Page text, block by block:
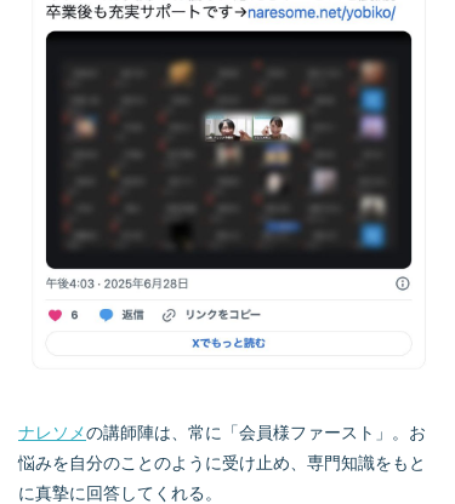
ナレソメの講師陣は、常に「会員様ファースト」。お
悩みを自分のことのように受け止め、専門知識をもと
に真摯に回答してくれる。